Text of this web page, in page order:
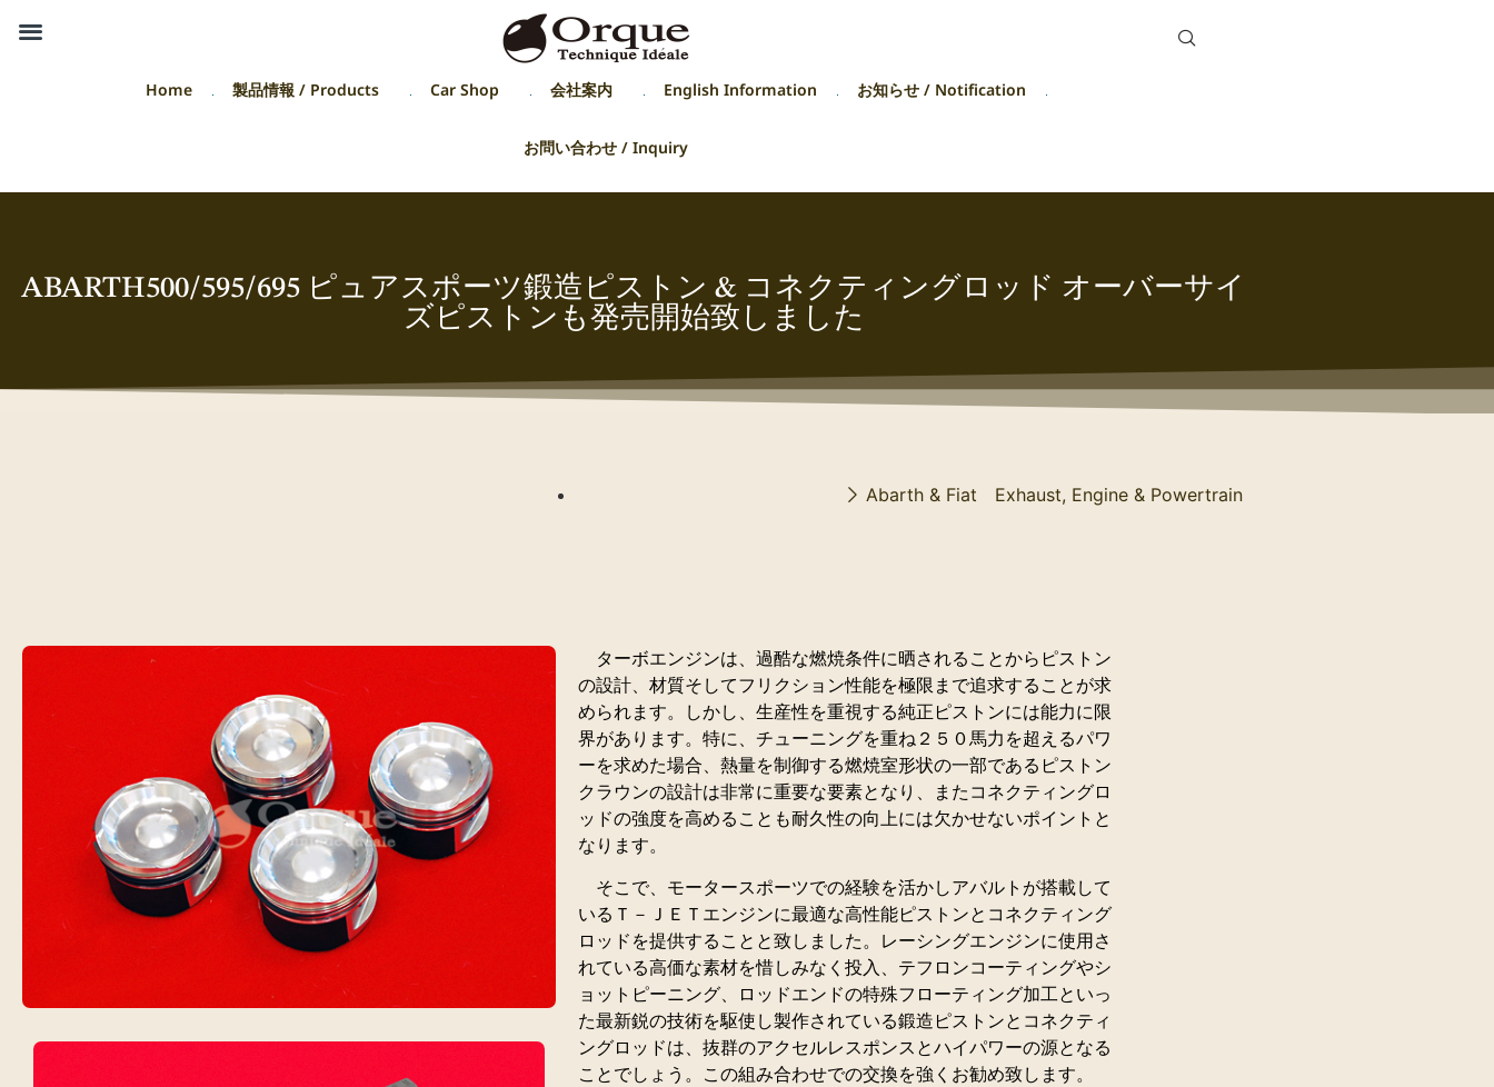
Home 製品情報 / Products Car Shop 会社案内 English Information
お知らせ / Notification
お問い合わせ / Inquiry
ABARTH500/595/695 ピュアスポーツ鍛造ピストン & コネクティングロッド オーバーサイ
ズピストンも発売開始致しました
Abarth & Fiat Exhaust, Engine & Powertrain
ターボエンジンは、過酷な燃焼条件に晒されることからピストン
の設計、材質そしてフリクション性能を極限まで追求することが求
められます。しかし、生産性を重視する純正ピストンには能力に限
界があります。特に、チューニングを重ね２５０馬力を超えるパワ
ーを求めた場合、熱量を制御する燃焼室形状の一部であるピストン
クラウンの設計は非常に重要な要素となり、またコネクティングロ
ッドの強度を高めることも耐久性の向上には欠かせないポイントと
なります。
そこで、モータースポーツでの経験を活かしアバルトが搭載して
いるＴ－ＪＥＴエンジンに最適な高性能ピストンとコネクティング
ロッドを提供することと致しました。レーシングエンジンに使用さ
れている高価な素材を惜しみなく投入、テフロンコーティングやシ
ョットピーニング、ロッドエンドの特殊フローティング加工といっ
た最新鋭の技術を駆使し製作されている鍛造ピストンとコネクティ
ングロッドは、抜群のアクセルレスポンスとハイパワーの源となる
ことでしょう。この組み合わせでの交換を強くお勧め致します。